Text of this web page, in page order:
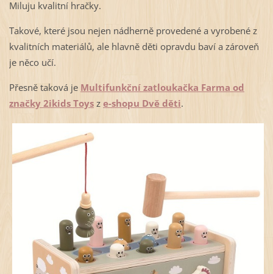
Miluju kvalitní hračky.
Takové, které jsou nejen nádherně provedené a vyrobené z
kvalitních materiálů, ale hlavně děti opravdu baví a zároveň
je něco učí.
Přesně taková je Multifunkční zatloukačka Farma od
značky 2ikids Toysz e-shopu Dvě děti.